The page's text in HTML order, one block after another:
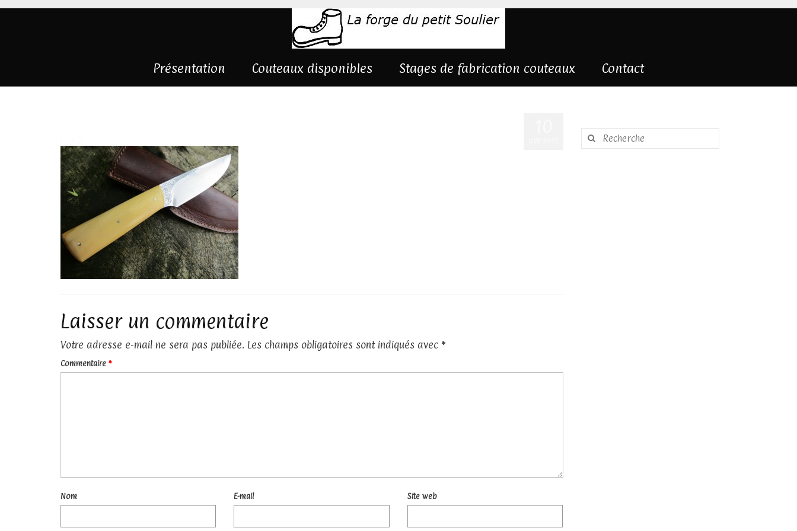
Présentation Couteaux disponibles Stages de fabrication couteaux Contact
Laisser un commentaire
Votre adresse e-mail ne sera pas publiée. Les champs obligatoires sont indiqués avec *
Commentaire *
Nom E-mail Site web
Rechercher
: